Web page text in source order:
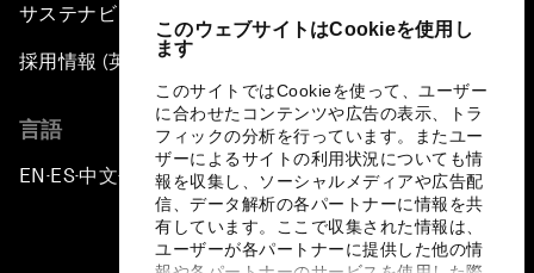
このウェブサイトはCookieを使用し
ます
このサイトではCookieを使って、ユーザー
に合わせたコンテンツや広告の表示、トラ
フィックの分析を行っています。またユー
ザーによるサイトの利用状況についても情
報を収集し、ソーシャルメディアや広告配
信、データ解析の各パートナーに情報を共
有しています。ここで収集された情報は、
ユーザーが各パートナーに提供した他の情
サステナビリティへの取り組み
採用情報 (英語のみ)
言語
EN ▪ES▪中文▪ 日本語